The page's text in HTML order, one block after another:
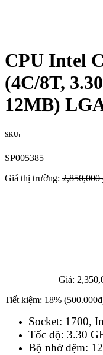
CPU Intel
(4C/8T,
12MB)
SKU:
SP005385
Giá thị trường: 2,850,000
Giá:
Tiết kiệm: 18%
Socket: 1700,
Tốc độ: 3.30
Bộ nhớ đệm: